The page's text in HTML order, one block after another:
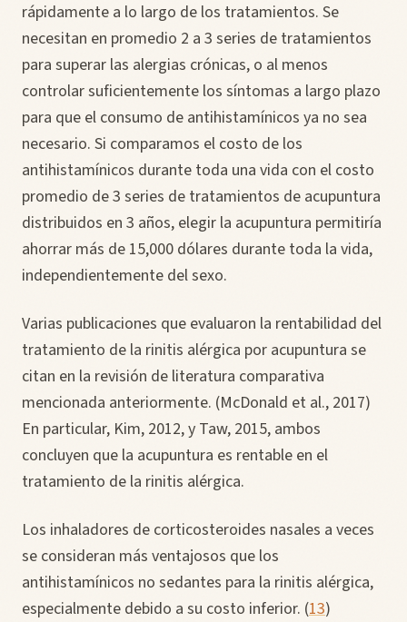
rápidamente a lo largo de los tratamientos. Se
necesitan en promedio 2 a 3 series de tratamientos
para superar las alergias crónicas, o al menos
controlar suficientemente los síntomas a largo plazo
para que el consumo de antihistamínicos ya no sea
necesario. Si comparamos el costo de los
antihistamínicos durante toda una vida con el costo
promedio de 3 series de tratamientos de acupuntura
distribuidos en 3 años, elegir la acupuntura permitiría
ahorrar más de 15,000 dólares durante toda la vida,
independientemente del sexo.
Varias publicaciones que evaluaron la rentabilidad del
tratamiento de la rinitis alérgica por acupuntura se
citan en la revisión de literatura comparativa
mencionada anteriormente. (McDonald et al., 2017)
En particular, Kim, 2012, y Taw, 2015, ambos
concluyen que la acupuntura es rentable en el
tratamiento de la rinitis alérgica.
Los inhaladores de corticosteroides nasales a veces
se consideran más ventajosos que los
antihistamínicos no sedantes para la rinitis alérgica,
especialmente debido a su costo inferior. (13)